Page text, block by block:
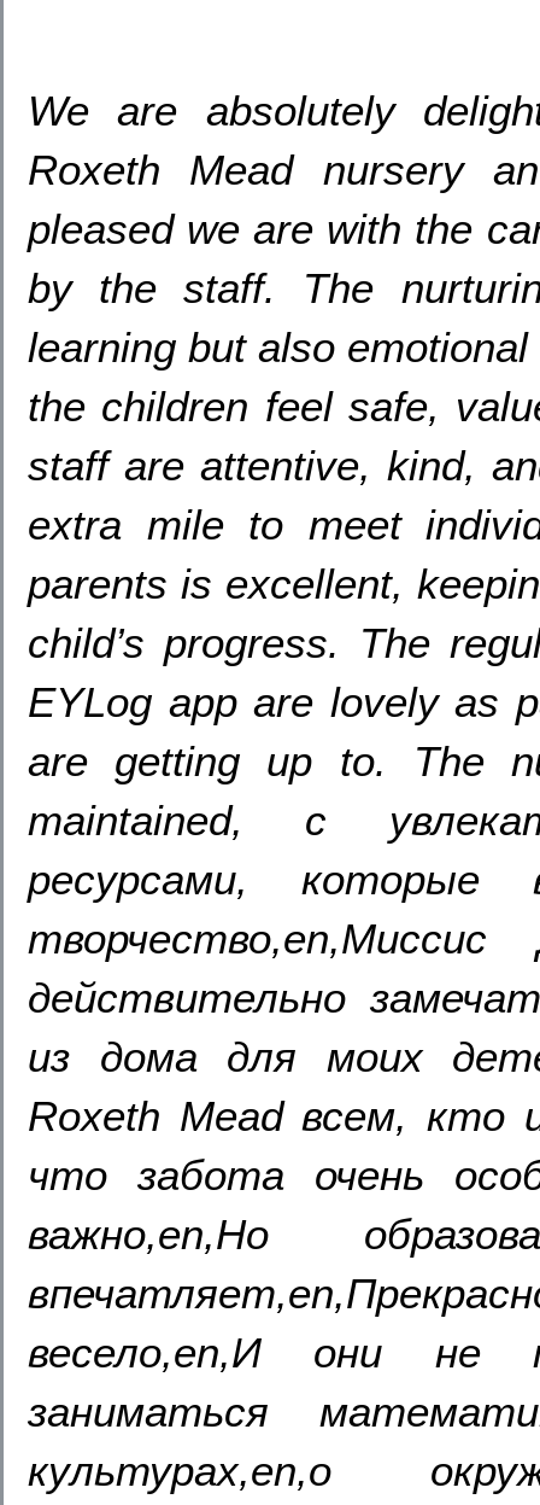
We are absolutely
Roxeth Mead nursery
pleased we are with the
by the staff. The
learning but also
the children feel safe,
staff are attentive, kind,
extra mile to meet
parents is excellent,
child’s progress. The
EYLog app are lovely as
are getting up to. The
maintained, с
ресурсами,
действительно
из дома для моих
Roxeth Mead всем,
что забота очень
важно,en,Но
весело,en,И они
заниматься
культурах,en,о